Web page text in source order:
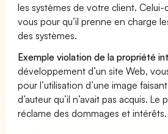
les systèmes de votre client.
vous pour qu’il prenne en charge
des systèmes.
Exemple violation de la propriété
développement d’un site Web,
pour l’utilisation d’une image
d’auteur qu’il n’avait pas acquis.
réclame des dommages et intérêts.